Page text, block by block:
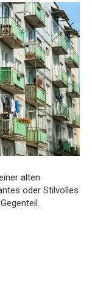
alten
oder Stilvolles